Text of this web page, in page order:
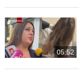
05:52